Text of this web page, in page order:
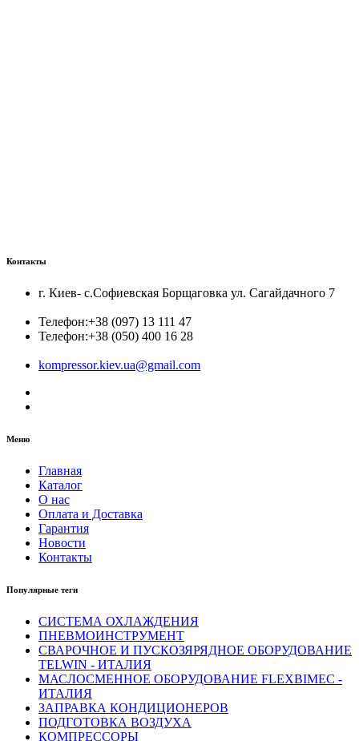
Контакты
г. Киев- с.Софиевская Борщаговка ул. Сагайдачного 7
Телефон:+38 (097) 13 111 47
Телефон:+38 (050) 400 16 28
kompressor.kiev.ua@gmail.com
Меню
Главная
Каталог
О нас
Оплата и Доставка
Гарантия
Новости
Контакты
Популярные теги
СИСТЕМА ОХЛАЖДЕНИЯ
ПНЕВМОИНСТРУМЕНТ
СВАРОЧНОЕ И ПУСКОЗЯРЯДНОЕ ОБОРУДОВАНИЕ
TELWIN - ИТАЛИЯ
МАСЛОСМЕННОЕ ОБОРУДОВАНИЕ FLEXBIMEC -
ИТАЛИЯ
ЗАПРАВКА КОНДИЦИОНЕРОВ
ПОДГОТОВКА ВОЗДУХА
КОМПРЕССОРЫ